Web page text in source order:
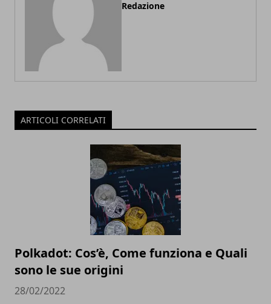
Redazione
ARTICOLI CORRELATI
Polkadot: Cos’è, Come funziona e Quali
sono le sue origini
28/02/2022